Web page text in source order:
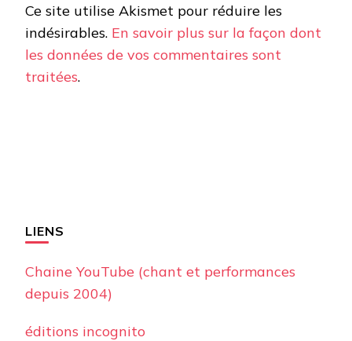
Ce site utilise Akismet pour réduire les
indésirables. En savoir plus sur la façon dont
les données de vos commentaires sont
traitées.
LIENS
Chaine YouTube (chant et performances
depuis 2004)
éditions incognito